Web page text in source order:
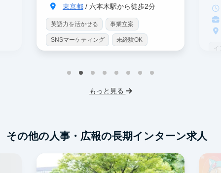
東京都/ 六本木駅から徒歩2分
英語力を活かせる 事業立案
SNSマーケティング 未経験OK
交通費支給
もっと見る
その他の人事・広報の長期インターン求人